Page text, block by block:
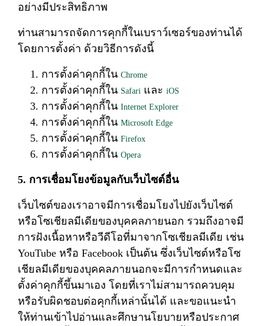
อย่างมีประสิทธิภาพ
ท่านสามารถจัดการคุกกี้ในเบราว์เซอร์ของท่านได้
โดยการตั้งค่า ด้วยวิธีการดังนี้
การตั้งค่าคุกกี้ใน Chrome
การตั้งค่าคุกกี้ใน Safari และ iOS
การตั้งค่าคุกกี้ใน Internet Explorer
การตั้งค่าคุกกี้ใน Microsoft Edge
การตั้งค่าคุกกี้ใน Firefox
การตั้งค่าคุกกี้ใน Opera
5. การเชื่อมโยงข้อมูลกับเว็บไซต์อื่น
เว็บไซต์ของเราอาจมีการเชื่อมโยงไปยังเว็บไซต์
หรือโซเชียลมีเดียของบุคคลภายนอก รวมถึงอาจมี
การฝังเนื้อหาหรือวีดีโอที่มาจากโซเชียลมีเดีย เช่น
YouTube หรือ Facebook เป็นต้น ซึ่งเว็บไซต์หรือโซ
เชียลมีเดียของบุคคลภายนอกจะมีการกำหนดและ
ตั้งค่าคุกกี้ขึ้นมาเอง โดยที่เราไม่สามารถควบคุม
หรือรับผิดชอบต่อคุกกี้เหล่านั้นได้ และขอแนะนำ
ให้ท่านเข้าไปอ่านและศึกษานโยบายหรือประกาศ